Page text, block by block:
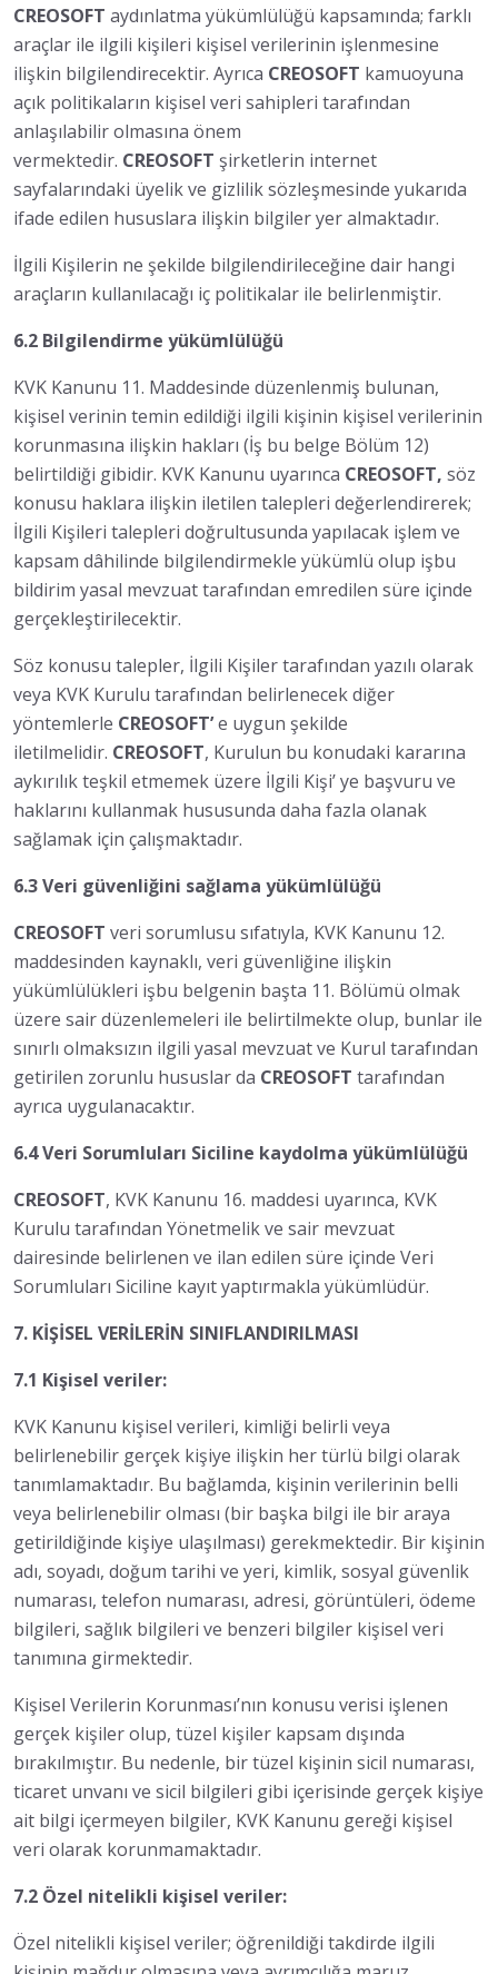
CREOSOFT aydınlatma yükümlülüğü kapsamında; farklı
araçlar ile ilgili kişileri kişisel verilerinin işlenmesine
ilişkin bilgilendirecektir. Ayrıca CREOSOFT kamuoyuna
açık politikaların kişisel veri sahipleri tarafından
anlaşılabilir olmasına önem
vermektedir. CREOSOFT şirketlerin internet
sayfalarındaki üyelik ve gizlilik sözleşmesinde yukarıda
ifade edilen hususlara ilişkin bilgiler yer almaktadır.
İlgili Kişilerin ne şekilde bilgilendirileceğine dair hangi
araçların kullanılacağı iç politikalar ile belirlenmiştir.
6.2 Bilgilendirme yükümlülüğü
KVK Kanunu 11. Maddesinde düzenlenmiş bulunan,
kişisel verinin temin edildiği ilgili kişinin kişisel verilerinin
korunmasına ilişkin hakları (İş bu belge Bölüm 12)
belirtildiği gibidir. KVK Kanunu uyarınca CREOSOFT, söz
konusu haklara ilişkin iletilen talepleri değerlendirerek;
İlgili Kişileri talepleri doğrultusunda yapılacak işlem ve
kapsam dâhilinde bilgilendirmekle yükümlü olup işbu
bildirim yasal mevzuat tarafından emredilen süre içinde
gerçekleştirilecektir.
Söz konusu talepler, İlgili Kişiler tarafından yazılı olarak
veya KVK Kurulu tarafından belirlenecek diğer
yöntemlerle CREOSOFT’e uygun şekilde
iletilmelidir. CREOSOFT, Kurulun bu konudaki kararına
aykırılık teşkil etmemek üzere İlgili Kişi’ ye başvuru ve
haklarını kullanmak hususunda daha fazla olanak
sağlamak için çalışmaktadır.
6.3 Veri güvenliğini sağlama yükümlülüğü
CREOSOFT veri sorumlusu sıfatıyla, KVK Kanunu 12.
maddesinden kaynaklı, veri güvenliğine ilişkin
yükümlülükleri işbu belgenin başta 11. Bölümü olmak
üzere sair düzenlemeleri ile belirtilmekte olup, bunlar ile
sınırlı olmaksızın ilgili yasal mevzuat ve Kurul tarafından
getirilen zorunlu hususlar da CREOSOFT tarafından
ayrıca uygulanacaktır.
6.4 Veri Sorumluları Siciline kaydolma yükümlülüğü
CREOSOFT, KVK Kanunu 16. maddesi uyarınca, KVK
Kurulu tarafından Yönetmelik ve sair mevzuat
dairesinde belirlenen ve ilan edilen süre içinde Veri
Sorumluları Siciline kayıt yaptırmakla yükümlüdür.
7. KİŞİSEL VERİLERİN SINIFLANDIRILMASI
7.1 Kişisel veriler:
KVK Kanunu kişisel verileri, kimliği belirli veya
belirlenebilir gerçek kişiye ilişkin her türlü bilgi olarak
tanımlamaktadır. Bu bağlamda, kişinin verilerinin belli
veya belirlenebilir olması (bir başka bilgi ile bir araya
getirildiğinde kişiye ulaşılması) gerekmektedir. Bir kişinin
adı, soyadı, doğum tarihi ve yeri, kimlik, sosyal güvenlik
numarası, telefon numarası, adresi, görüntüleri, ödeme
bilgileri, sağlık bilgileri ve benzeri bilgiler kişisel veri
tanımına girmektedir.
Kişisel Verilerin Korunması’nın konusu verisi işlenen
gerçek kişiler olup, tüzel kişiler kapsam dışında
bırakılmıştır. Bu nedenle, bir tüzel kişinin sicil numarası,
ticaret unvanı ve sicil bilgileri gibi içerisinde gerçek kişiye
ait bilgi içermeyen bilgiler, KVK Kanunu gereği kişisel
veri olarak korunmamaktadır.
7.2 Özel nitelikli kişisel veriler:
Özel nitelikli kişisel veriler; öğrenildiği takdirde ilgili